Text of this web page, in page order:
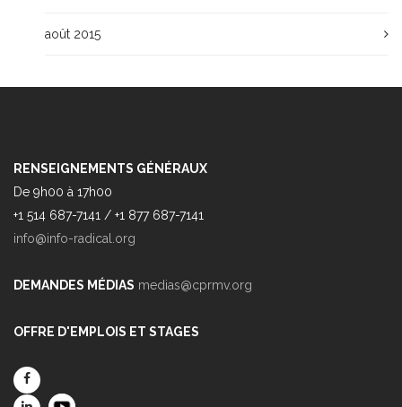
août 2015
RENSEIGNEMENTS GÉNÉRAUX
De 9h00 à 17h00
+1 514 687-7141 / +1 877 687-7141
info@info-radical.org
DEMANDES MÉDIAS medias@cprmv.org
OFFRE D'EMPLOIS ET STAGES